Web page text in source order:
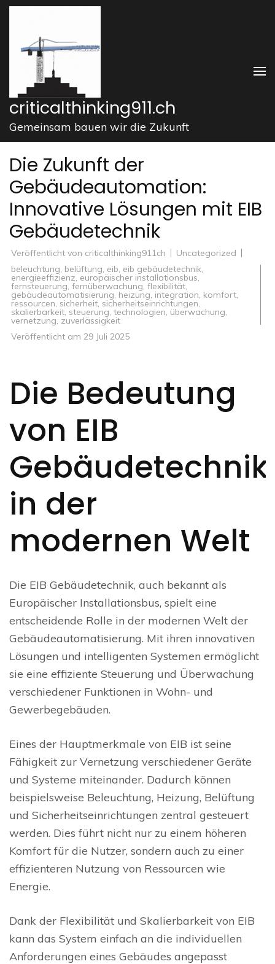
Zum
springen
drücken)
criticalthinking911.ch
Gemeinsam bauen wir die Zukunft
Die Zukunft der
Gebäudeautomation:
Innovative Lösungen mit EIB
Gebäudetechnik
Veröffentlicht von criticalthinking911ch
Uncategorized
beleuchtung, belüftung, eib, eib gebäudetechnik,
energieeffizienz, europäischer installationsbus,
fernsteuerung, fernüberwachung, flexibilität,
gebäudeautomatisierung, heizung, integration, komfort,
ressourcen, sicherheit, sicherheitseinrichtungen,
skalierbarkeit, steuerung, technologien, überwachung,
vernetzung, zuverlässigkeit
Veröffentlicht am 29 Juli 2025
Die Bedeutung
von EIB
Gebäudetechnik
in der
modernen Welt
Die EIB Gebäudetechnik, auch bekannt als
Europäischer Installationsbus, spielt eine
entscheidende Rolle in der modernen Welt der
Gebäudeautomatisierung. Mit ihren innovativen
Lösungen und intelligenten Systemen ermöglicht
sie eine effiziente Steuerung und Überwachung
verschiedener Funktionen in Wohn- und
Gewerbegebäuden.
Eines der Hauptmerkmale von EIB ist seine
Fähigkeit zur Vernetzung verschiedener Geräte
und Systeme miteinander. Dadurch können
beispielsweise Beleuchtung, Heizung, Belüftung
und Sicherheitseinrichtungen zentral gesteuert
werden. Dies führt nicht nur zu einem höheren
Komfort für die Nutzer, sondern auch zu einer
effizienteren Nutzung von Ressourcen wie
Energie.
Dank der Flexibilität und Skalierbarkeit von EIB
kann das System einfach an die individuellen
Anforderungen eines Gebäudes angepasst